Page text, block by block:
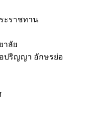
ะราชทาน
าลัย
ปริญญา อักษรย่อ